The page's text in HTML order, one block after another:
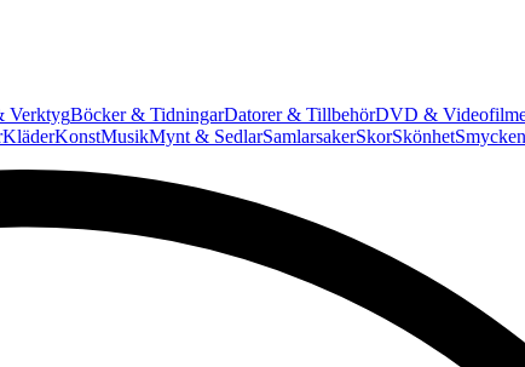
VerktygBöcker & TidningarDatorer & TillbehörDVD &
KläderKonstMusikMynt & SedlarSamlarsakerSkorSkönhet